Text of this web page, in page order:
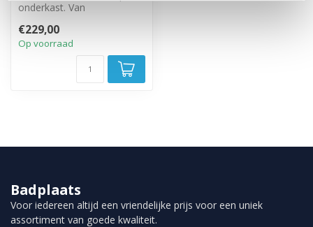
onderkast. Van
uitgevoerd
€229,00
Op voorraad
Badplaats
Voor iedereen altijd een vriendelijke prijs voor een uniek
assortiment van goede kwaliteit.